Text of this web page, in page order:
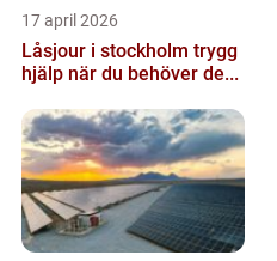
17 april 2026
Låsjour i stockholm trygg
hjälp när du behöver de...